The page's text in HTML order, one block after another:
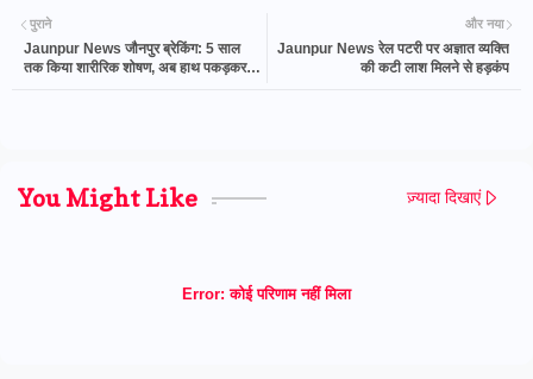
और नया
Jaunpur News रेल पटरी पर अज्ञात व्यक्ति
की कटी लाश मिलने से हड़कंप
पुराने
Jaunpur News जौनपुर ब्रेकिंग: 5 साल
तक किया शारीरिक शोषण, अब हाथ पकड़कर
You Might Like ज़्यादा दिखाएं
Error: कोई परिणाम नहीं मिला